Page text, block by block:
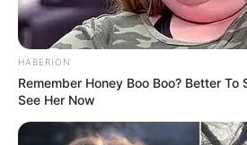
HABERION
Remember Honey Boo Boo? Better To
See Her Now